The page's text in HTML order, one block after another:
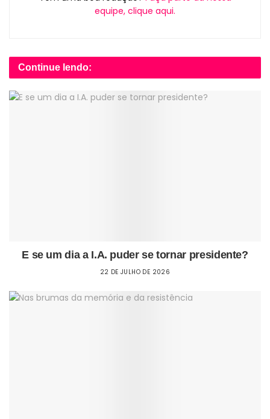
equipe, clique aqui.
Continue lendo:
E se um dia a I.A. puder se tornar presidente?
22 DE JULHO DE 2026